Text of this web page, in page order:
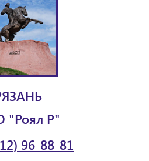
"Роял Р"
96-88-81